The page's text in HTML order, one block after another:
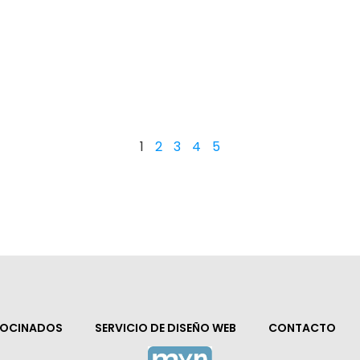
1 2 3 4 5
SERVICIO DE DISEÑO WEB CONTACTO